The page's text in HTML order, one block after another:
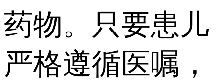
药物。只要患儿
严格遵循医嘱，